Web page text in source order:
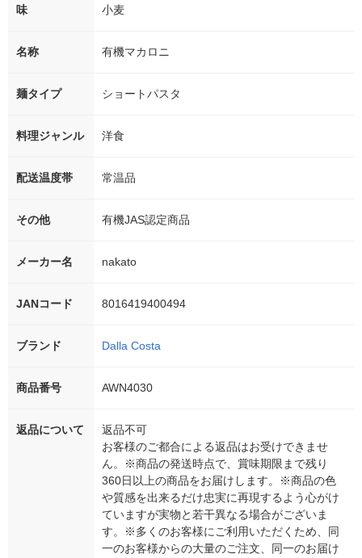
味 小麦
名称 有機マカロニ
麺タイプ ショートパスタ
料理ジャンル 洋食
配送温度帯 常温品
その他 有機JAS認定商品
メーカー名 nakato
JANコード 8016419400494
ブランド Dalla Costa
商品番号 AWN4030
返品について
返品不可
お客様のご都合による返品はお受けできませ
ん。※商品の発送時点で、賞味期限まで残り
360日以上の商品をお届けします。※商品の色
や質感を出来るだけ忠実に再現するよう心がけ
ていますが実物と若干異なる場合がございま
す。※多くのお客様にご利用いただくため、同
一のお客様からの大量のご注文、同一のお届け